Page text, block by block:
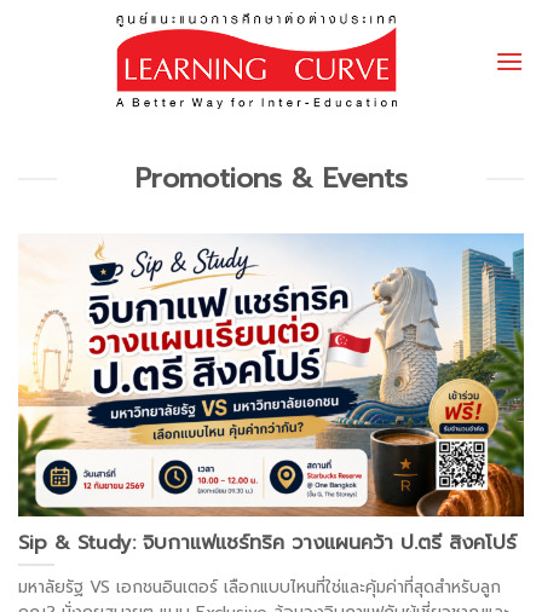
Promotions & Events
Sip & Study: จิบกาแฟแชร์ทริค วางแผนคว้า ป.ตรี สิงคโปร์
มหาลัยรัฐ VS เอกชนอินเตอร์ เลือกแบบไหนที่ใช่และคุ้มค่าที่สุดสำหรับลูก